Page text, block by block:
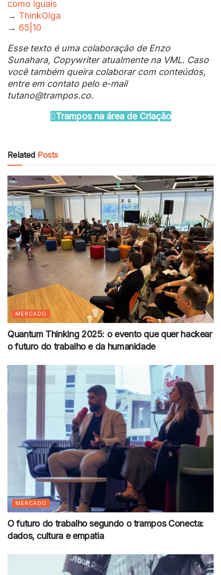
como iguais
→ ThinkOlga
→ 65|10
Esse texto é uma colaboração de Enzo
Sunahara, Copywriter atualmente na VML. Caso
você também queira colaborar com conteúdos,
entre em contato pelo e-mail
tutano@trampos.co.
Trampos na área de Criação
Related Posts
MERCADO
Quantum Thinking 2025: o evento que quer hackear
o futuro do trabalho e da humanidade
MERCADO
O futuro do trabalho segundo o trampos Conecta:
dados, cultura e empatia